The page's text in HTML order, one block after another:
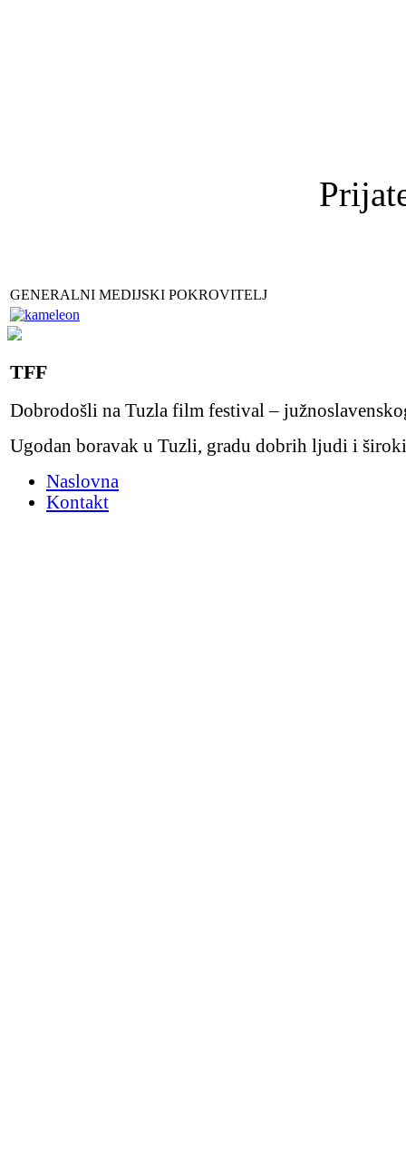
GENERALNI MEDIJSKI POKROVITELJ
TFF
Dobrodošli na Tuzla film festival –
Ugodan boravak u Tuzli, gradu dobrih ljudi i
Naslovna
Kontakt